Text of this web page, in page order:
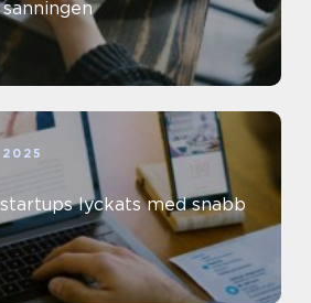
lyckats med snabb